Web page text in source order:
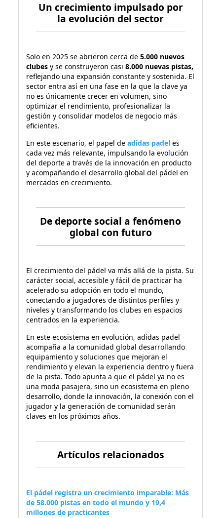
Un crecimiento impulsado por
la evolución del sector
Solo en 2025 se abrieron cerca de5.000 nuevos
clubes y se construyeron casi8.000 nuevas pistas,
reflejando una expansión constante y sostenida. El
sector entra así en una fase en la que la clave ya
no es únicamente crecer en volumen, sino
optimizar el rendimiento, profesionalizar la
gestión y consolidar modelos de negocio más
eficientes.
En este escenario, el papel deadidas padel es
cada vez más relevante, impulsando la evolución
del deporte a través de la innovación en producto
y acompañando el desarrollo global del pádel en
mercados en crecimiento.
De deporte social a fenómeno
global con futuro
El crecimiento del pádel va más allá de la pista. Su
carácter social, accesible y fácil de practicar ha
acelerado su adopción en todo el mundo,
conectando a jugadores de distintos perfiles y
niveles y transformando los clubes en espacios
centrados en la experiencia.
En este ecosistema en evolución,adidas padel
acompaña a la comunidad global desarrollando
equipamiento y soluciones que mejoran el
rendimiento y elevan la experiencia dentro y fuera
de la pista. Todo apunta a que el pádel ya no es
una moda pasajera, sino un ecosistema en pleno
desarrollo, donde la innovación, la conexión con el
jugador y la generación de comunidad serán
claves en los próximos años.
Artículos relacionados
El pádel registra un crecimiento imparable: Más
de 58.000 pistas en todo el mundo y 19,4
millones de practicantes